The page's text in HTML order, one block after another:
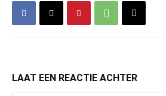
LAAT EEN REACTIE ACHTER